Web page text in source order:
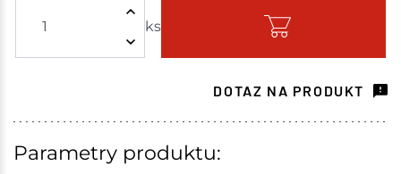
ks
Skladem na prodejně - doručení do 7 dnů
Mohelnice 28 ks
Skladové množství na prodejnách je pouze orientační.
Ceny na prodejnách se mohou lišit od cen na e-
DOTAZ NA PRODUKT
Parametry produktu: